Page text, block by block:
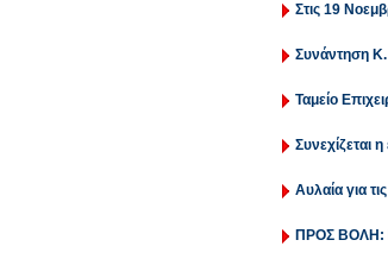
Στις 19
Συνάντηση
Ταμείο
Συνεχίζεται
Αυλαία για
ΠΡΟΣ ΒΟΛΗ: